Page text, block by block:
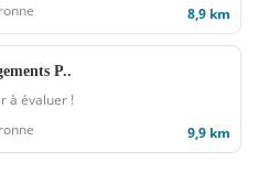
8,9 km
P..
à évaluer !
9,9 km